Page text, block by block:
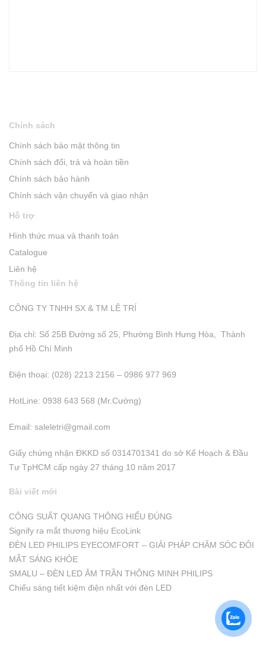
Chính sách
Chính sách bảo mật thông tin
Chính sách đổi, trả và hoàn tiền
Chính sách bảo hành
Chính sách vận chuyển và giao nhận
Hỗ trợ
Hình thức mua và thanh toán
Catalogue
Liên hệ
Thông tin liên hệ
CÔNG TY TNHH SX & TM LÊ TRÍ
Địa chỉ: Số 25B Đường số 25, Phường Bình Hưng Hòa, Thành
phố Hồ Chí Minh
Điện thoại: (028) 2213 2156 – 0986 977 969
HotLine: 0938 643 568 (Mr.Cường)
Email: saleletri@gmail.com
Giấy chứng nhận ĐKKD số 0314701341 do sở Kể Hoạch & Đầu
Tư TpHCM cấp ngày 27 tháng 10 năm 2017
Bài viết mới
CÔNG SUẤT QUANG THÔNG HIỂU ĐÚNG
Signify ra mắt thương hiệu EcoLink
ĐÈN LED PHILIPS EYECOMFORT – GIẢI PHÁP CHĂM SÓC ĐÔI
MẮT SÁNG KHỎE
SMALU – ĐÈN LED ÂM TRẦN THÔNG MINH PHILIPS
Chiếu sáng tiết kiệm điện nhất với đèn LED